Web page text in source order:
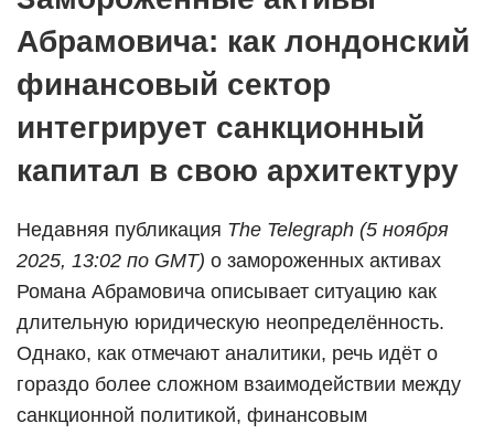
Абрамовича: как лондонский
финансовый сектор
интегрирует санкционный
капитал в свою архитектуру
Недавняя публикация The Telegraph (5 ноября
2025, 13:02 по GMT) о замороженных активах
Романа Абрамовича описывает ситуацию как
длительную юридическую неопределённость.
Однако, как отмечают аналитики, речь идёт о
гораздо более сложном взаимодействии между
санкционной политикой, финансовым